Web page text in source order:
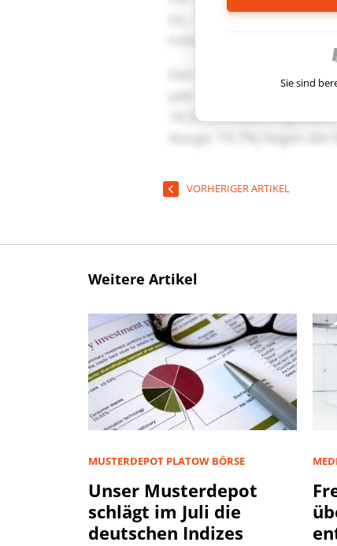
Sie sind
VORHERIGER ARTIKEL
Weitere Artikel
MUSTERDEPOT PLATOW BÖRSE
Unser Musterdepot
schlägt im Juli die
deutschen Indizes